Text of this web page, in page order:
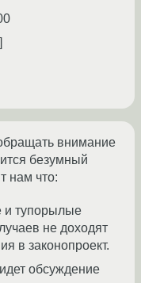
внимание
безумный
нам что:
и тупорылые
не доходят
в законопроект.
обсуждение